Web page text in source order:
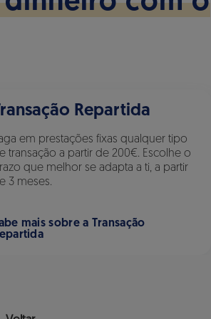
Repartida
em prestações fixas qualquer tipo
transação a partir de 200€. Escolhe o
que melhor se adapta a ti, a partir
3 meses.
mais sobre a Transação